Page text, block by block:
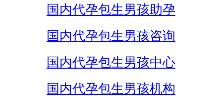
国内代孕包生男孩助孕
国内代孕包生男孩咨询
国内代孕包生男孩中心
国内代孕包生男孩机构